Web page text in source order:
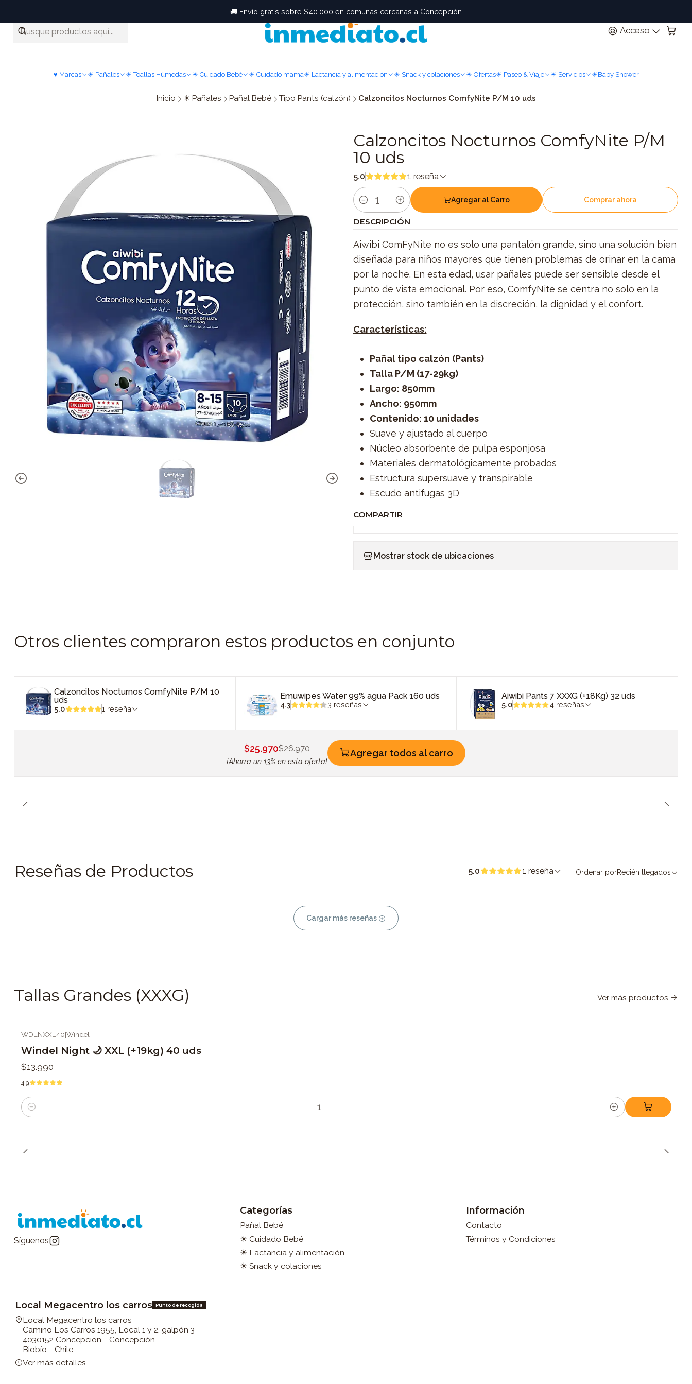
Acceso
♥ Marcas ☀ Pañales ☀ Toallas Húmedas ☀ Cuidado Bebé ☀ Cuidado mamá☀ Lactancia y alimentación ☀ Snack y colaciones ☀ Ofertas☀ Paseo & Viaje ☀ Servicios ☀Baby Shower
🚚 Envío gratis sobre $40.000 en comunas cercanas a Concepción
Inicio ☀ Pañales Pañal Bebé Tipo Pants (calzón) Calzoncitos Nocturnos ComfyNite P/M 10 uds
Calzoncitos Nocturnos ComfyNite P/M
10 uds
5.0 1 reseña
Cantidad
Agregar al Carro Comprar ahora
DESCRIPCIÓN
Aiwibi ComFyNite no es solo una pantalón grande, sino una solución bien
diseñada para niños mayores que tienen problemas de orinar en la cama
por la noche. En esta edad, usar pañales puede ser sensible desde el
punto de vista emocional. Por eso, ComfyNite se centra no solo en la
protección, sino también en la discreción, la dignidad y el confort.
Características:
Pañal tipo calzón (Pants)
Talla P/M (17-29kg)
Largo: 850mm
Ancho: 950mm
Contenido: 10 unidades
Suave y ajustado al cuerpo
Núcleo absorbente de pulpa esponjosa
Materiales dermatológicamente probados
Estructura supersuave y transpirable
Escudo antifugas 3D
COMPARTIR
|
Mostrar stock de ubicaciones
Otros clientes compraron estos productos en conjunto
Calzoncitos Nocturnos ComfyNite P/M 10
uds
5.0 1 reseña
Emuwipes Water 99% agua Pack 160 uds
4.3 3 reseñas
Aiwibi Pants 7 XXXG (+18Kg) 32 uds
5.0 4 reseñas
$25.970$26.970
¡Ahorra un 13% en esta oferta!
Agregar todos al carro
Reseñas de Productos 5.0 1 reseña Ordenar porRecién llegados
Cargar más reseñas
Tallas Grandes (XXXG) Ver más productos
WDLNXXL40|Windel
Windel Night 🌙 XXL (+19kg) 40 uds
$13.990
4.9
Cantidad
Síguenos
Categorías
Pañal Bebé
☀ Cuidado Bebé
☀ Lactancia y alimentación
☀ Snack y colaciones
Información
Contacto
Términos y Condiciones
Local Megacentro los carros Punto de recogida
Local Megacentro los carros
Camino Los Carros 1955, Local 1 y 2, galpón 3
4030152 Concepcion - Concepción
Biobío - Chile
Ver más detalles